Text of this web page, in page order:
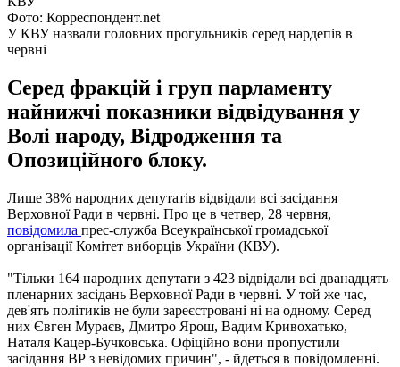
Фото: Корреспондент.net
У КВУ назвали головних прогульників серед нардепів в
червні
Серед фракцій і груп парламенту
найнижчі показники відвідування у
Волі народу, Відродження та
Опозиційного блоку.
Лише 38% народних депутатів відвідали всі засідання
Верховної Ради в червні. Про це в четвер, 28 червня,
повідомила прес-служба Всеукраїнської громадської
організації Комітет виборців України (КВУ).
"Тільки 164 народних депутати з 423 відвідали всі дванадцять
пленарних засідань Верховної Ради в червні. У той же час,
дев'ять політиків не були зареєстровані ні на одному. Серед
них Євген Мураєв, Дмитро Ярош, Вадим Кривохатько,
Наталя Кацер-Бучковська. Офіційно вони пропустили
засідання ВР з невідомих причин", - йдеться в повідомленні.